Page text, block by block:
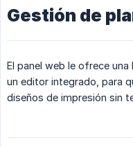
Gestión de
El panel web le ofrece
un editor integrado, para
diseños de impresión sin